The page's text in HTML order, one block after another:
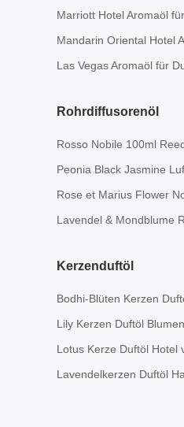
Marriott Hotel Aromaöl
Mandarin Oriental Hotel
Las Vegas Aromaöl für
Rohrdiffusorenöl
Rosso Nobile 100ml
Peonia Black Jasmine
Rose et Marius Flower
Lavendel & Mondblume
Kerzenduftöl
Bodhi-Blüten Kerzen
Lily Kerzen Duftöl
Lotus Kerze Duftöl Hotel
Lavendelkerzen Duftöl